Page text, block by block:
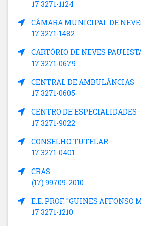
17 3271-1124
CÂMARA MUNICIPAL DE
17 3271-1482
CARTÓRIO DE NEVES
17 3271-0679
CENTRAL DE AMBULÂNCIAS
17 3271-0605
CENTRO DE ESPECIALIDADES
17 3271-9022
CONSELHO TUTELAR
17 3271-0401
CRAS
(17) 99709-2010
E.E. PROF. "GUINES AFFONSO
17 3271-1210